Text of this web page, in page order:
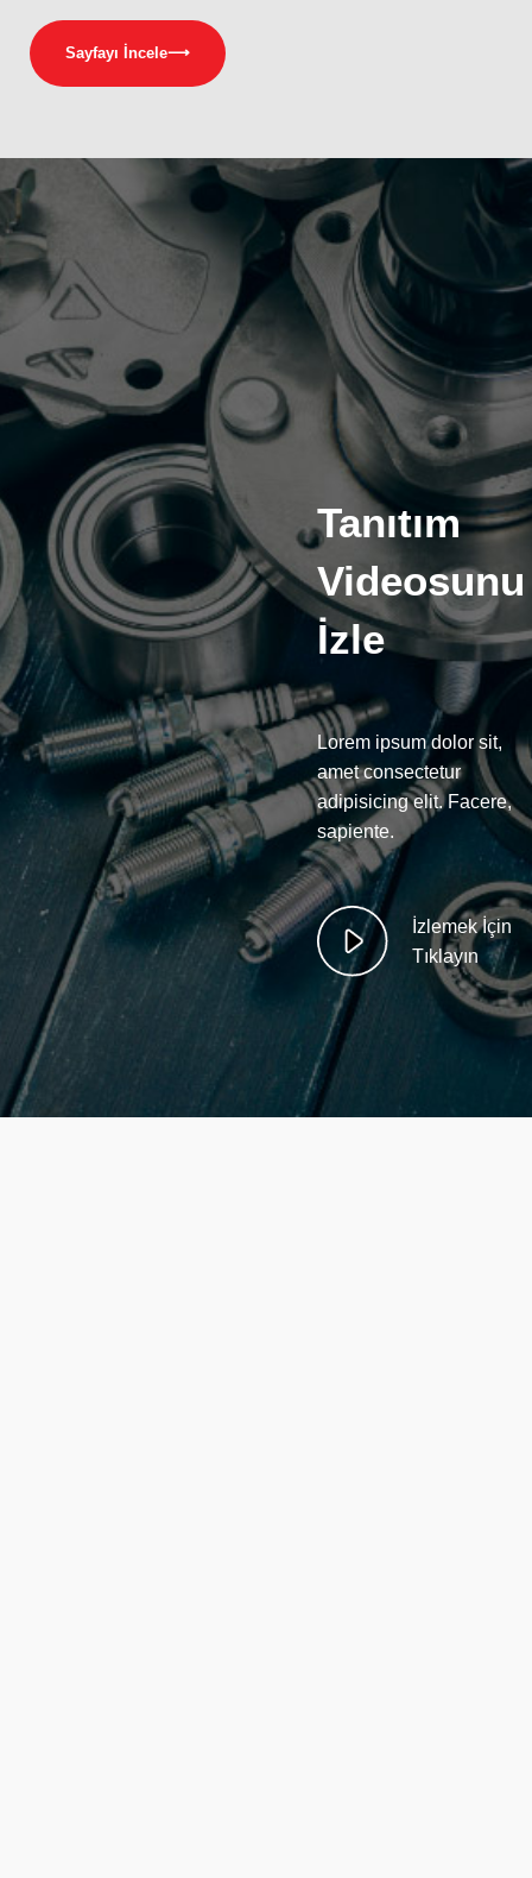
Sayfayı İncele⟶
Tanıtım
Videosunu
İzle
Lorem ipsum dolor sit,
amet consectetur
adipisicing elit. Facere,
sapiente.
İzlemek İçin
Tıklayın